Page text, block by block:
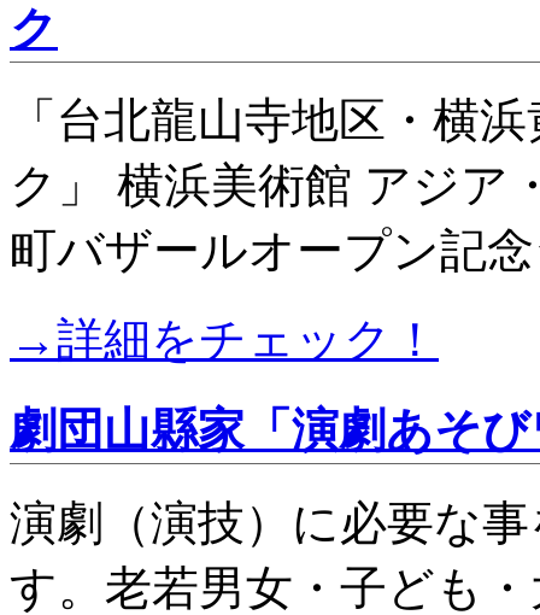
ク
「台北龍山寺地区・横
ク」 横浜美術館 アジア
町バザールオープン記
→詳細をチェック！
劇団山縣家「演劇あそ
演劇（演技）に必要な
す。老若男女・子ども